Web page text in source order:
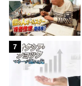
7